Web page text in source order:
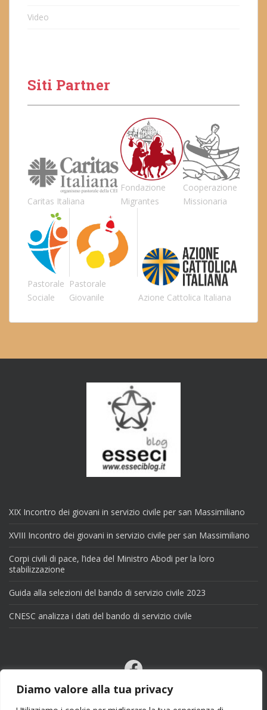
Diamo valore alla tua privacy
Video
Siti Partner
Caritas Italiana
Fondazione
Migrantes
Cooperazione
Missionaria
Pastorale
Sociale
Pastorale
Giovanile
Azione Cattolica Italiana
XIX Incontro dei giovani in servizio civile per san Massimiliano
XVIII Incontro dei giovani in servizio civile per san Massimiliano
Corpi civili di pace, l’idea del Ministro Abodi per la loro
stabilizzazione
Guida alla selezioni del bando di servizio civile 2023
CNESC analizza i dati del bando di servizio civile
Facebook
Email